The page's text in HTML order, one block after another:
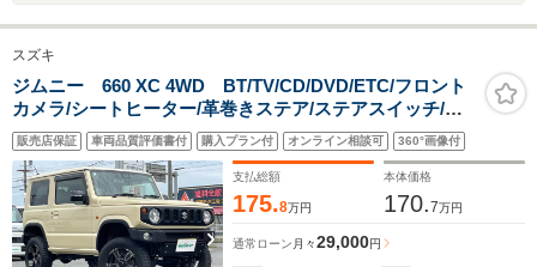
スズキ
ジムニー 660 XC 4WD BT/TV/CD/DVD/ETC/フロント
カメラ/シートヒーター/革巻きステア/ステアスイッチ/ク
ルーズコントロール/プリクラッシュ/横滑り防止/ダウンヒ
ルアシストコントロール/プッシュスタ
販売店保証 車両品質評価書付 購入プラン付 オンライン相談可 360°画像付
支払総額
175.8万円
本体価格
170.7万円
通常ローン 月々29,000円